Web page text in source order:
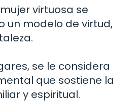
virtuosa se
un modelo de virtud,
se le considera
que sostiene la
y espiritual.